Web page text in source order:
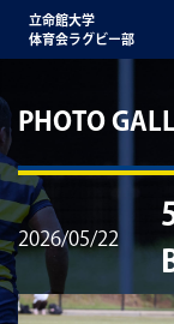
立命館大学
体育会ラグビー部
PHOTO
2026/05/22